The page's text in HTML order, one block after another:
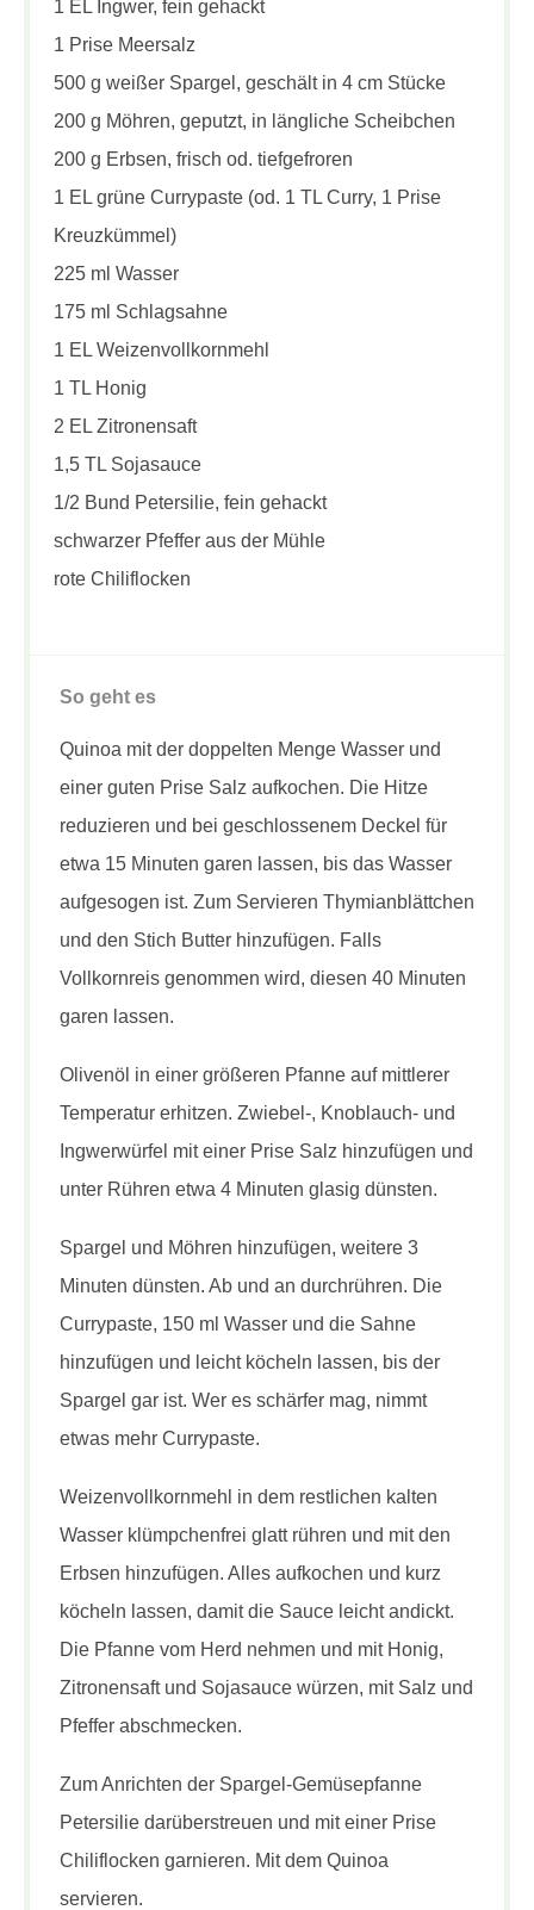
1 EL Ingwer, fein gehackt
1 Prise Meersalz
500 g weißer Spargel, geschält in 4 cm Stücke
200 g Möhren, geputzt, in längliche Scheibchen
200 g Erbsen, frisch od. tiefgefroren
1 EL grüne Currypaste (od. 1 TL Curry, 1 Prise
Kreuzkümmel)
225 ml Wasser
175 ml Schlagsahne
1 EL Weizenvollkornmehl
1 TL Honig
2 EL Zitronensaft
1,5 TL Sojasauce
1/2 Bund Petersilie, fein gehackt
schwarzer Pfeffer aus der Mühle
rote Chiliflocken
So geht es
Quinoa mit der doppelten Menge Wasser und
einer guten Prise Salz aufkochen. Die Hitze
reduzieren und bei geschlossenem Deckel für
etwa 15 Minuten garen lassen, bis das Wasser
aufgesogen ist. Zum Servieren Thymianblättchen
und den Stich Butter hinzufügen. Falls
Vollkornreis genommen wird, diesen 40 Minuten
garen lassen.
Olivenöl in einer größeren Pfanne auf mittlerer
Temperatur erhitzen. Zwiebel-, Knoblauch- und
Ingwerwürfel mit einer Prise Salz hinzufügen und
unter Rühren etwa 4 Minuten glasig dünsten.
Spargel und Möhren hinzufügen, weitere 3
Minuten dünsten. Ab und an durchrühren. Die
Currypaste, 150 ml Wasser und die Sahne
hinzufügen und leicht köcheln lassen, bis der
Spargel gar ist. Wer es schärfer mag, nimmt
etwas mehr Currypaste.
Weizenvollkornmehl in dem restlichen kalten
Wasser klümpchenfrei glatt rühren und mit den
Erbsen hinzufügen. Alles aufkochen und kurz
köcheln lassen, damit die Sauce leicht andickt.
Die Pfanne vom Herd nehmen und mit Honig,
Zitronensaft und Sojasauce würzen, mit Salz und
Pfeffer abschmecken.
Zum Anrichten der Spargel-Gemüsepfanne
Petersilie darüberstreuen und mit einer Prise
Chiliflocken garnieren. Mit dem Quinoa
servieren.